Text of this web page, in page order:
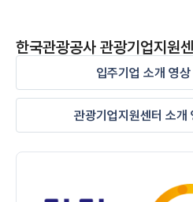
한국관광공사 관광기업지원
입주기업 소개 영상
관광기업지원센터 소개